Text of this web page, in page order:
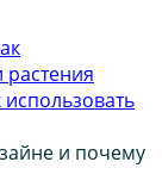
и почему